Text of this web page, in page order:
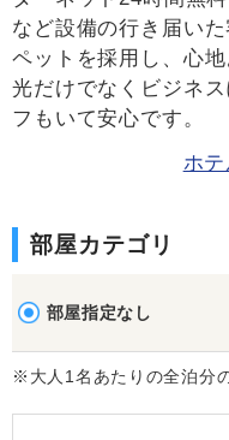
など設備の行き届い
ペットを採用し、心
光だけでなくビジネ
フもいて安心です。
ホ
部屋カテゴリ
部屋指定なし
※大人1名あたりの全泊分